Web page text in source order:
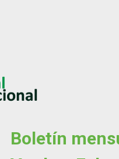
Boletín